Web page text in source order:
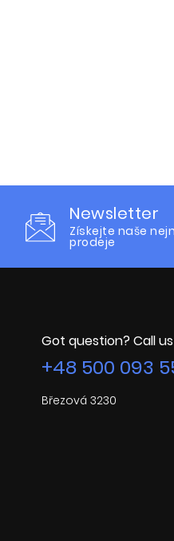
Newsletter
Získejte naše
prodeje
Got question? Call
+48 500 093
Březová 3230